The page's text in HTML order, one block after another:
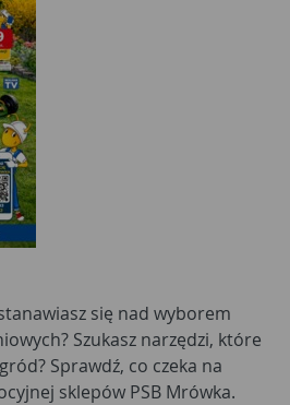
się nad wyborem
Szukasz narzędzi, które
Sprawdź, co czeka na
sklepów PSB Mrówka.